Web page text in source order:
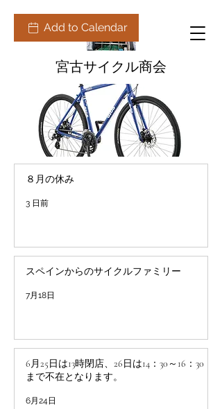
宮古サイクル商会
８月の休み
3 日前
スペインからのサイクルファミリー
7月18日
6月25日は13時閉店、26日は14：30～16：30
まで不在となります。
6月24日
Add to Calendar